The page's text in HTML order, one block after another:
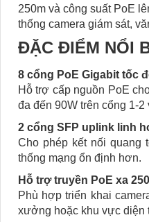
250m và công suất PoE
thống camera giám sát,
ĐẶC ĐIỂM NỔI
8 cổng PoE Gigabit tốc
Hỗ trợ cấp nguồn PoE
đa đến 90W trên cổng 1-2
2 cổng SFP uplink linh
Cho phép kết nối quang
thống mạng ổn định hơn.
Hỗ trợ truyền PoE xa
Phù hợp triển khai
xưởng hoặc khu vực diện